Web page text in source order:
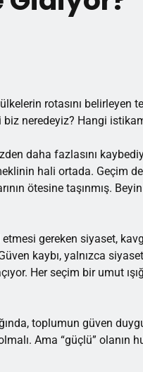
ülkelerin rotasını
neredeyiz? Hangi
daha fazlasını
hali ortada. Geçim
ötesine taşınmış.
gereken siyaset,
kaybı, yalnızca
Her seçim bir umut
toplumun güven
Ama “güçlü” olanın